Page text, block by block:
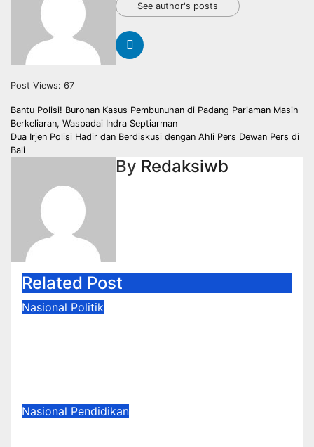
See author's posts
Post Views: 67
Navigasi
pos
Bantu Polisi! Buronan Kasus Pembunuhan di Padang Pariaman Masih
Berkeliaran, Waspadai Indra Septiarman
Dua Irjen Polisi Hadir dan Berdiskusi dengan Ahli Pers Dewan Pers di
Bali
By Redaksiwb
Related Post
Nasional Politik
Nasional Pendidikan